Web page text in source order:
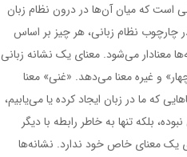
است که میان آن‌ها در درون نظام زبان
چارچوب نظام زبانی، هر چیز بر اساس
معنادار می‌شود. معنای یک نشانه زبانی
و غیره معنا می‌دهد. «غنی» معنا
که ما در زبان ایجاد کرده یا می‌یابیم،
بلکه تنها به خاطر رابطه با دیگر
یک معنای خاص خود ندارد. نشانه‌ها